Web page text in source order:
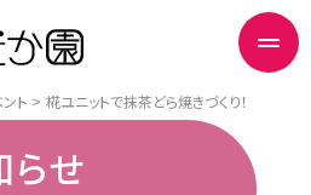
ト 椛ユニットで抹茶どら焼きづくり！
らせ